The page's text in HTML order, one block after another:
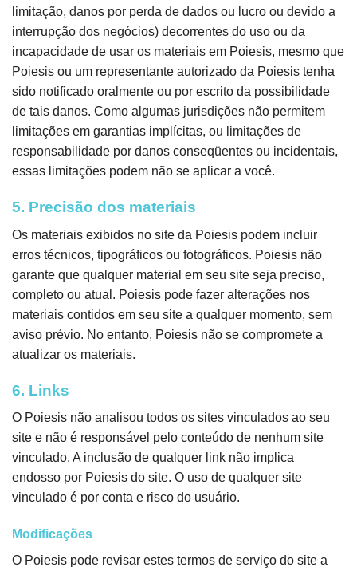
limitação, danos por perda de dados ou lucro ou devido a
interrupção dos negócios) decorrentes do uso ou da
incapacidade de usar os materiais em Poiesis, mesmo que
Poiesis ou um representante autorizado da Poiesis tenha
sido notificado oralmente ou por escrito da possibilidade
de tais danos. Como algumas jurisdições não permitem
limitações em garantias implícitas, ou limitações de
responsabilidade por danos conseqüentes ou incidentais,
essas limitações podem não se aplicar a você.
5. Precisão dos materiais
Os materiais exibidos no site da Poiesis podem incluir
erros técnicos, tipográficos ou fotográficos. Poiesis não
garante que qualquer material em seu site seja preciso,
completo ou atual. Poiesis pode fazer alterações nos
materiais contidos em seu site a qualquer momento, sem
aviso prévio. No entanto, Poiesis não se compromete a
atualizar os materiais.
6. Links
O Poiesis não analisou todos os sites vinculados ao seu
site e não é responsável pelo conteúdo de nenhum site
vinculado. A inclusão de qualquer link não implica
endosso por Poiesis do site. O uso de qualquer site
vinculado é por conta e risco do usuário.
Modificações
O Poiesis pode revisar estes termos de serviço do site a